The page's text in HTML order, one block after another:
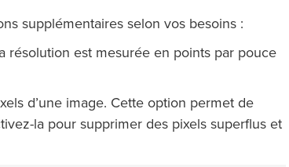
supplémentaires selon vos besoins :
résolution est mesurée en points par pouce
d’une image. Cette option permet de
la pour supprimer des pixels superflus et